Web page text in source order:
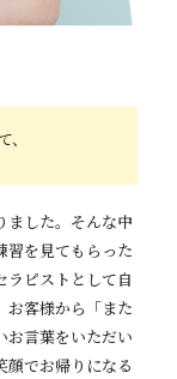
ました。そんな中
習を見てもらった
ラピストとして自
お客様から「また
お言葉をいただい
顔でお帰りになる